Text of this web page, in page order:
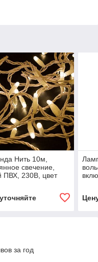
Нить 10м,
свечение,
ПВХ, 230В, цвет
303-500-1)
за год